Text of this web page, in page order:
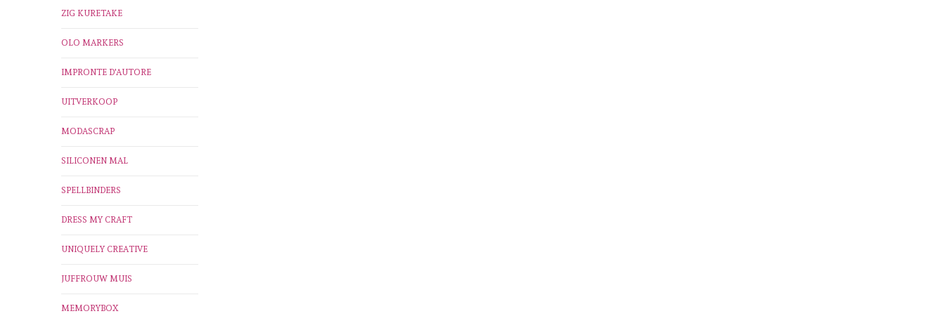
ZIG KURETAKE
OLO MARKERS
IMPRONTE D'AUTORE
UITVERKOOP
MODASCRAP
SILICONEN MAL
SPELLBINDERS
DRESS MY CRAFT
UNIQUELY CREATIVE
JUFFROUW MUIS
MEMORYBOX